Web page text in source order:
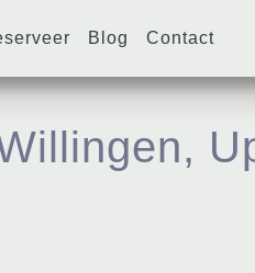
Blog Contact